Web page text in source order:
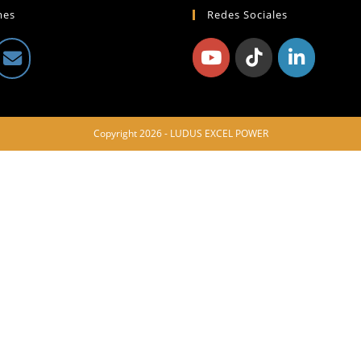
Redes Sociales
Copyright 2026 - LUDUS EXCEL POWER